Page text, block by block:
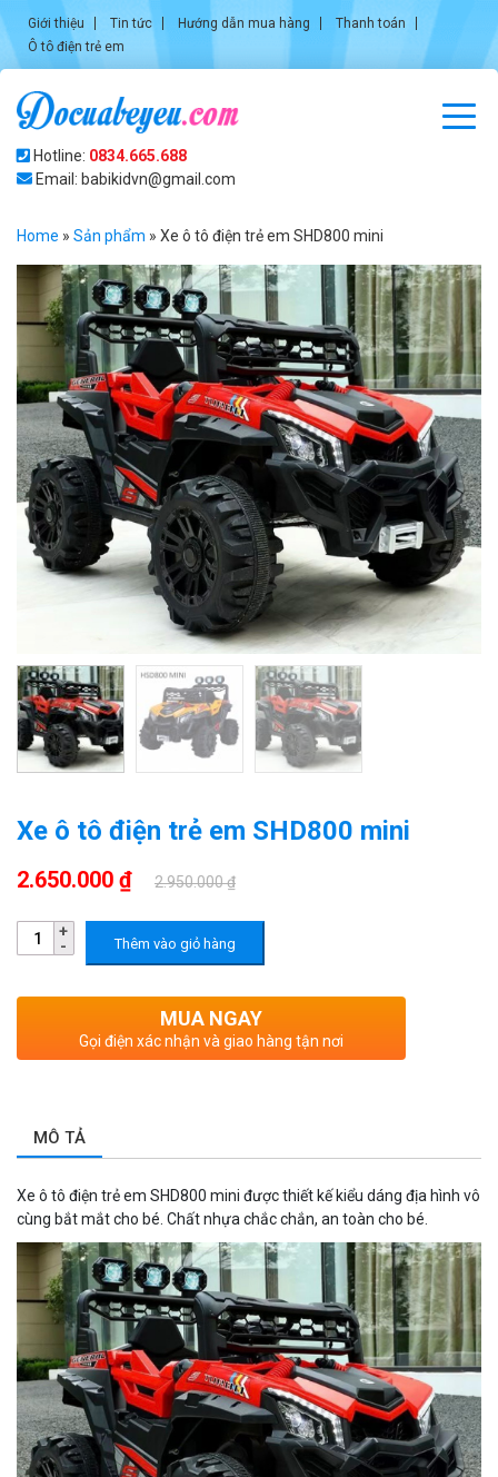
Giới thiệu Tin tức Hướng dẫn mua hàng
Thanh toán
Ô tô điện trẻ em
Hotline: 0834.665.688
Email: babikidvn@gmail.com
Home » Sản phẩm » Xe ô tô điện trẻ em SHD800 mini
Xe ô tô điện trẻ em SHD800 mini
2.650.000 ₫ 2.950.000 ₫
Thêm vào giỏ hàng
MUA NGAY
Gọi điện xác nhận và giao hàng tận nơi
MÔ TẢ
Xe ô tô điện trẻ em SHD800 mini được thiết kế kiểu dáng địa hình vô
cùng bắt mắt cho bé. Chất nhựa chắc chắn, an toàn cho bé.